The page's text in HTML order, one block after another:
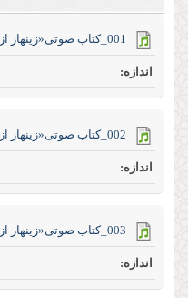
001_کتاب صوتی«زینهار از تکبر»، مقدمه معاونت پژوهش
002_کتاب صوتی«زینهار از تکبر»، مقدمه نگارنده
003_کتاب صوتی«زینهار از تکبر»، صفحه 27 تا 40